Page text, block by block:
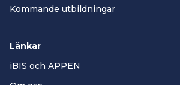
Kommande utbildningar
Länkar
iBIS och APPEN